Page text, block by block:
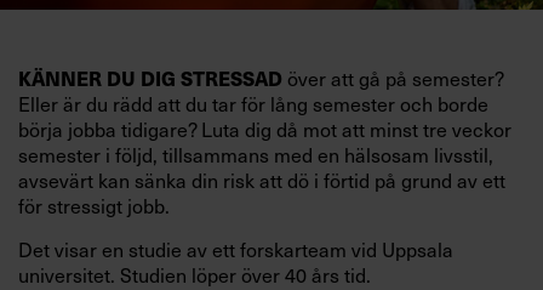
KÄNNER DU DIG STRESSAD över att gå på semester?
Eller är du rädd att du tar för lång semester och borde
börja jobba tidigare? Luta dig då mot att minst tre veckor
semester i följd, tillsammans med en hälsosam livsstil,
avsevärt kan sänka din risk att dö i förtid på grund av ett
för stressigt jobb.
Det visar en studie av ett forskarteam vid Uppsala
universitet. Studien löper över 40 års tid.